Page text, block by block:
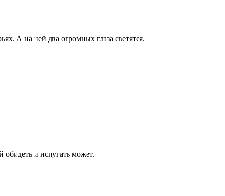
А на ней два огромных глаза светятся.
и испугать может.